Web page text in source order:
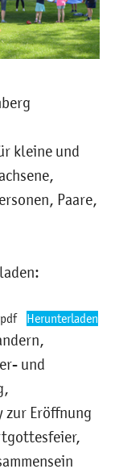
kleine und
Paare,
Herunterladen
und
Eröffnung